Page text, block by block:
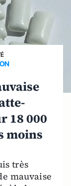
18 000
moins
très
mauvaise